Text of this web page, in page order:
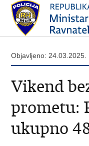
Objavljeno: 24.03.2025.
Vikend
prometu:
ukupno